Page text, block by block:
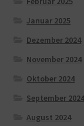
Januar 2025
Dezember 2024
November 2024
Oktober 2024
September
August 2024